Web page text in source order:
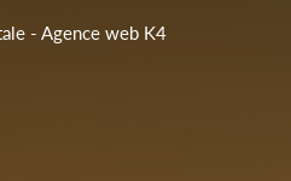
- Agence web K4